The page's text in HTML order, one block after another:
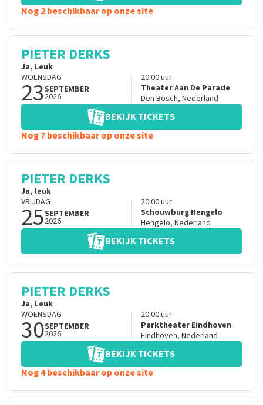
Nog 2 beschikbaar op onze site
PIETER DERKS
Ja, Leuk
WOENSDAG
23SEPTEMBER
2026
20:00uur
Theater Aan De Parade
Den Bosch, Nederland
BEKIJK TICKETS
Nog 7 beschikbaar op onze site
PIETER DERKS
Ja, leuk
VRIJDAG
25SEPTEMBER
2026
20:00uur
Schouwburg Hengelo
Hengelo, Nederland
BEKIJK TICKETS
PIETER DERKS
Ja, Leuk
WOENSDAG
30SEPTEMBER
2026
20:00uur
Parktheater Eindhoven
Eindhoven, Nederland
BEKIJK TICKETS
Nog 4 beschikbaar op onze site